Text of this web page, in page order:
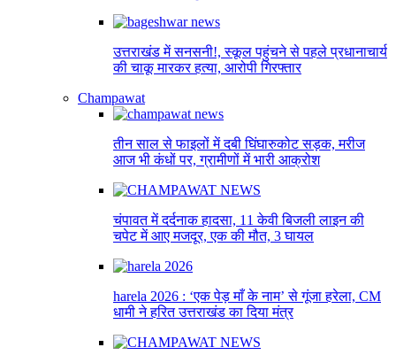
उत्तराखंड में सनसनी!, स्कूल पहुंचने से पहले प्रधानाचार्य
की चाकू मारकर हत्या, आरोपी गिरफ्तार
Champawat
तीन साल से फाइलों में दबी घिंघारुकोट सड़क, मरीज
आज भी कंधों पर, ग्रामीणों में भारी आक्रोश
चंपावत में दर्दनाक हादसा, 11 केवी बिजली लाइन की
चपेट में आए मजदूर, एक की मौत, 3 घायल
harela 2026 : ‘एक पेड़ माँ के नाम’ से गूंजा हरेला, CM
धामी ने हरित उत्तराखंड का दिया मंत्र